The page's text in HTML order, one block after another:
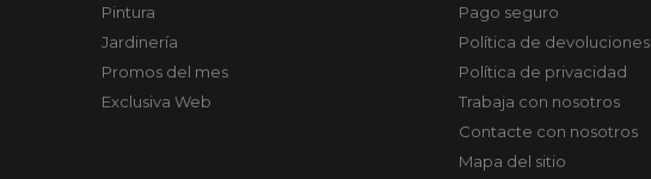
Pintura
Jardinería
Promos del mes
Exclusiva Web
Pago seguro
Política de devoluciones
Política de privacidad
Trabaja con nosotros
Contacte con nosotros
Mapa del sitio